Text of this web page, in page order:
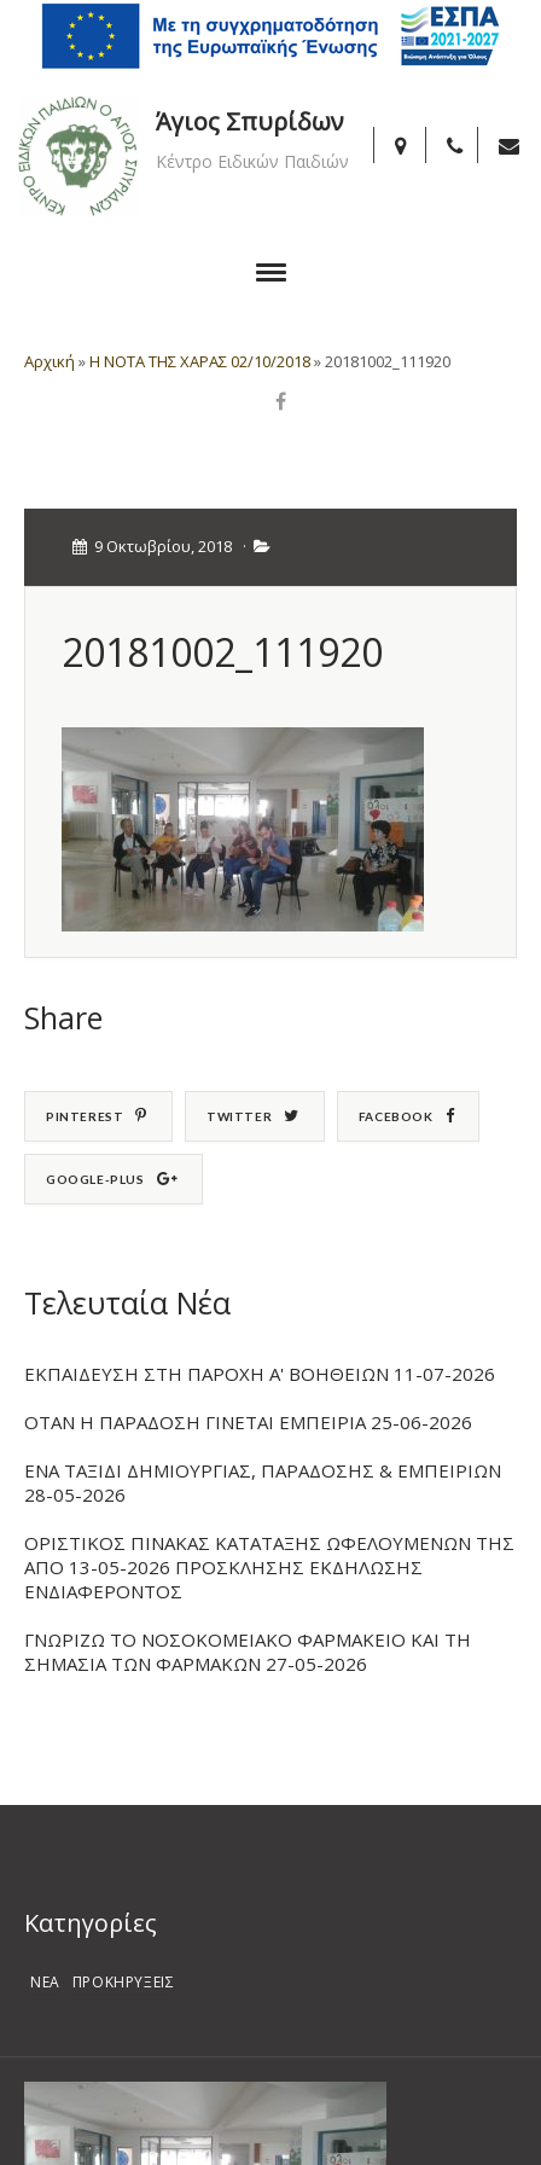
Άγιος Σπυρίδων
Κέντρο Ειδικών Παιδιών
Αρχική »Η ΝΟΤΑ ΤΗΣ ΧΑΡΑΣ 02/10/2018»20181002_111920
9 Οκτωβρίου, 2018 ·
20181002_111920
Share
PINTEREST TWITTER FACEBOOK
GOOGLE-PLUS
Τελευταία Νέα
ΕΚΠΑΙΔΕΥΣΗ ΣΤΗ ΠΑΡΟΧΗ Α' ΒΟΗΘΕΙΩΝ 11-07-2026
ΟΤΑΝ Η ΠΑΡΑΔΟΣΗ ΓΙΝΕΤΑΙ ΕΜΠΕΙΡΙΑ 25-06-2026
ΕΝΑ ΤΑΞΙΔΙ ΔΗΜΙΟΥΡΓΙΑΣ, ΠΑΡΑΔΟΣΗΣ & ΕΜΠΕΙΡΙΩΝ
28-05-2026
ΟΡΙΣΤΙΚΟΣ ΠΙΝΑΚΑΣ ΚΑΤΑΤΑΞΗΣ ΩΦΕΛΟΥΜΕΝΩΝ ΤΗΣ
ΑΠΟ 13-05-2026 ΠΡΟΣΚΛΗΣΗΣ ΕΚΔΗΛΩΣΗΣ
ΕΝΔΙΑΦΕΡΟΝΤΟΣ
ΓΝΩΡΙΖΩ ΤΟ ΝΟΣΟΚΟΜΕΙΑΚΟ ΦΑΡΜΑΚΕΙΟ ΚΑΙ ΤΗ
ΣΗΜΑΣΙΑ ΤΩΝ ΦΑΡΜΑΚΩΝ 27-05-2026
Kατηγορίες
ΝΕΑ ΠΡΟΚΗΡΥΞΕΙΣ